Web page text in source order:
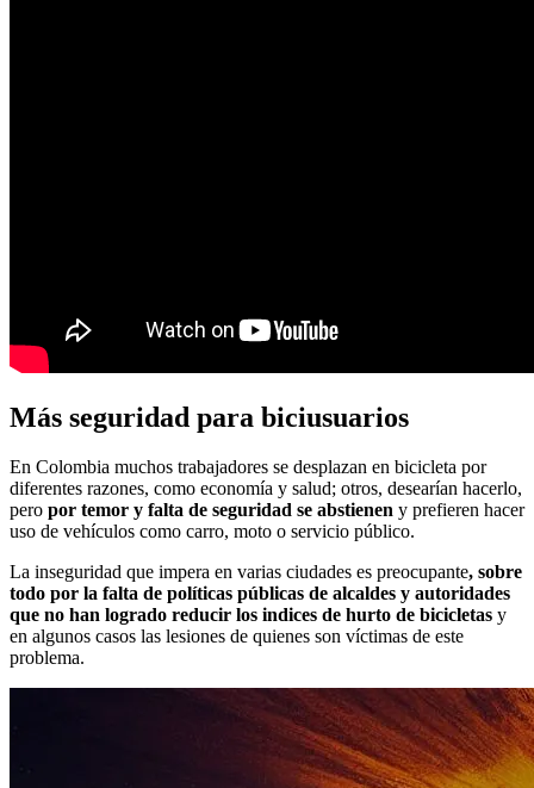
Más seguridad para biciusuarios
En Colombia muchos trabajadores se desplazan en bicicleta por
diferentes razones, como economía y salud; otros, desearían hacerlo,
pero por temor y falta de seguridad se abstienen y prefieren hacer
uso de vehículos como carro, moto o servicio público.
La inseguridad que impera en varias ciudades es preocupante, sobre
todo por la falta de políticas públicas de alcaldes y autoridades
que no han logrado reducir los indices de hurto de bicicletas y
en algunos casos las lesiones de quienes son víctimas de este
problema.